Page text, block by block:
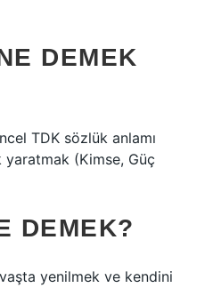
DEMEK
TDK sözlük anlamı
yaratmak (Kimse, Güç
DEMEK?
yenilmek ve kendini